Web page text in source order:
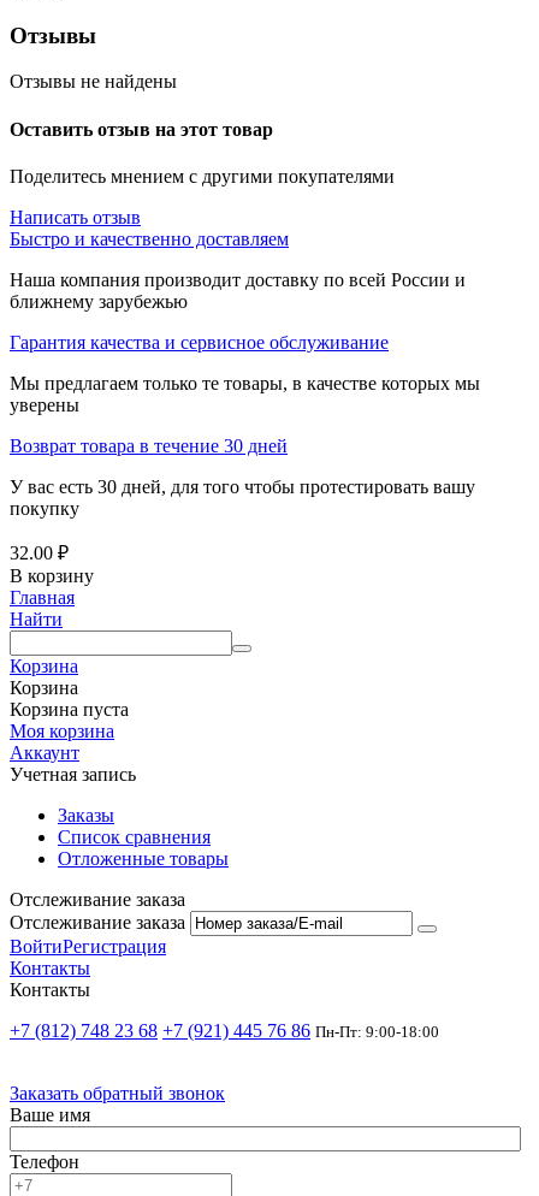
Отзывы
Отзывы не найдены
Оставить отзыв на этот товар
Поделитесь мнением с другими покупателями
Написать отзыв
Быстро и качественно доставляем
Наша компания производит доставку по всей России и
ближнему зарубежью
Гарантия качества и сервисное обслуживание
Мы предлагаем только те товары, в качестве которых мы
уверены
Возврат товара в течение 30 дней
У вас есть 30 дней, для того чтобы протестировать вашу
покупку
32.00 ₽
В корзину
Главная
Найти
Корзина
Корзина
Корзина пуста
Моя корзина
Аккаунт
Учетная запись
Заказы
Список сравнения
Отложенные товары
Отслеживание заказа
Отслеживание заказа
ВойтиРегистрация
Контакты
Контакты
+7 (812) 748 23 68 +7 (921) 445 76 86 Пн-Пт: 9:00-18:00
Заказать обратный звонок
Ваше имя
Телефон